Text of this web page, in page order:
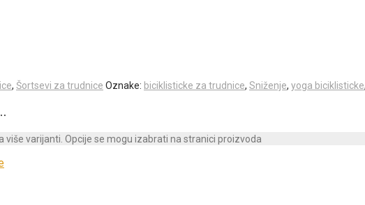
, Šortsevi za trudnice Oznake: biciklisticke za trudnice, Sniženje, yoga biciklisticke,
više varijanti. Opcije se mogu izabrati na stranici proizvoda